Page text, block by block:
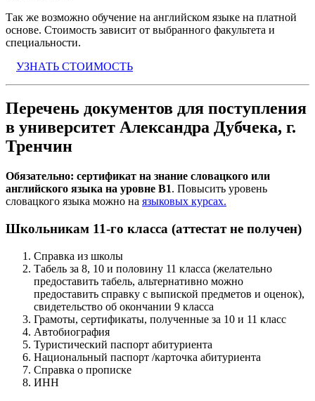
Так же возможно обучение на английском языке на платной
основе. Стоимость зависит от выбранного факультета и
специальности.
УЗНАТЬ СТОИМОСТЬ
Перечень документов для поступления
в университет Александра Дубчека, г.
Тренчин
Обязательно: сертификат на знание словацкого или
английского языка на уровне B1. Повысить уровень
словацкого языка можно на языковых курсах.
Школьникам 11-го класса (аттестат не получен)
Справка из школы
Табель за 8, 10 и половину 11 класса (желательно
предоставить табель, альтернативно можно
предоставить справку с выпиской предметов и оценок),
свидетельство об окончании 9 класса
Грамоты, сертификаты, полученные за 10 и 11 класс
Автобиография
Туристический паспорт абитуриента
Национальный паспорт /карточка абитуриента
Справка о прописке
ИНН